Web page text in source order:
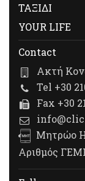
ΤΑΞΙΔΙ
YOUR LIFE
Contact
Ακτή
Tel +30
Fax +30
Μητρώο
Αριθμός